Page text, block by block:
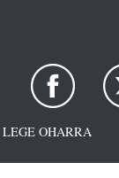
LEGE OHARRA